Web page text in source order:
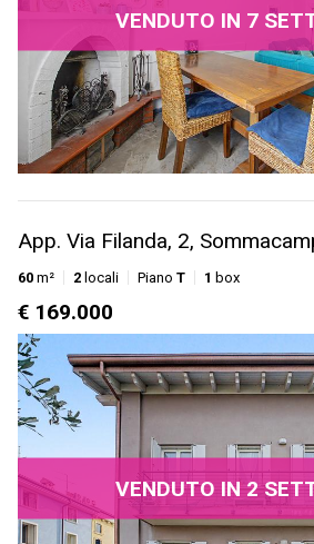
VENDUTO IN 7
App. Via Filanda, 2,
60 m² 2 locali Piano T 1 box
€ 169.000
VENDUTO IN 2